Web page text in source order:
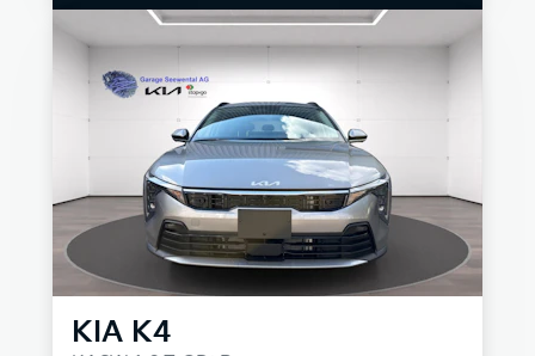
KIA K4